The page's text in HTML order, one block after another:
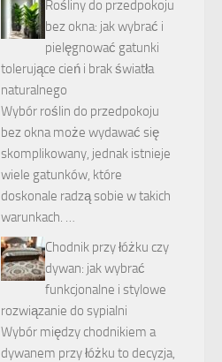
Rośliny do przedpokoju
bez okna: jak wybrać i
pielęgnować gatunki
tolerujące cień i brak światła
naturalnego
Wybór roślin do przedpokoju
bez okna może wydawać się
skomplikowany, jednak istnieje
wiele gatunków, które
doskonale radzą sobie w takich
warunkach. …
Chodnik przy łóżku czy
dywan: jak wybrać
funkcjonalne i stylowe
rozwiązanie do sypialni
Wybór między chodnikiem a
dywanem przy łóżku to decyzja,